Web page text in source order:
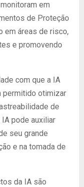
em
de Proteção
em áreas de risco,
e promovendo
com que a IA
permitido otimizar
de
IA pode auxiliar
seu grande
e na tomada de
da IA são